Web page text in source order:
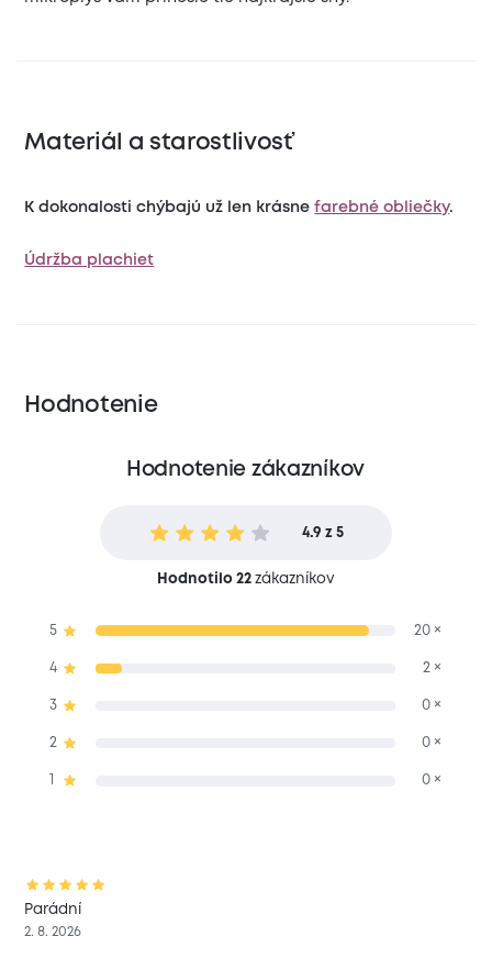
Materiál a starostlivosť
K dokonalosti chýbajú už len krásnefarebné obliečky.
Údržba plachiet
Hodnotenie
Hodnotenie zákazníkov
4.9 z 5
Hodnotilo 22zákazníkov
5 20 ×
4 2 ×
3 0 ×
2 0 ×
0 ×
Parádní
2. 8. 2026